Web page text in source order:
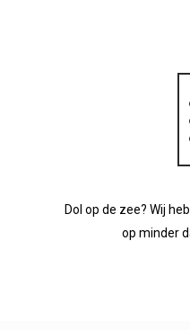
Dol op de zee? Wij
op minder